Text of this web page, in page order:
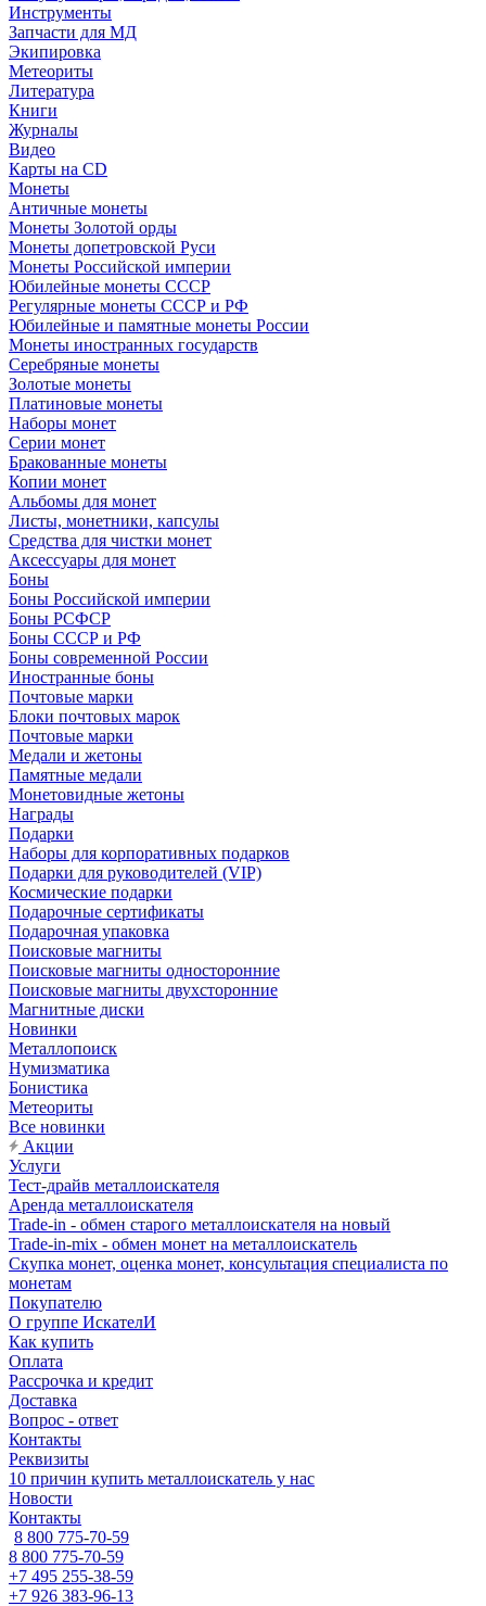
Инструменты
Запчасти для МД
Экипировка
Метеориты
Литература
Книги
Журналы
Видео
Карты на CD
Монеты
Античные монеты
Монеты Золотой орды
Монеты допетровской Руси
Монеты Российской империи
Юбилейные монеты СССР
Регулярные монеты СССР и РФ
Юбилейные и памятные монеты России
Монеты иностранных государств
Серебряные монеты
Золотые монеты
Платиновые монеты
Наборы монет
Серии монет
Бракованные монеты
Копии монет
Альбомы для монет
Листы, монетники, капсулы
Средства для чистки монет
Аксессуары для монет
Боны
Боны Российской империи
Боны РСФСР
Боны СССР и РФ
Боны современной России
Иностранные боны
Почтовые марки
Блоки почтовых марок
Почтовые марки
Медали и жетоны
Памятные медали
Монетовидные жетоны
Награды
Подарки
Наборы для корпоративных подарков
Подарки для руководителей (VIP)
Космические подарки
Подарочные сертификаты
Подарочная упаковка
Поисковые магниты
Поисковые магниты односторонние
Поисковые магниты двухсторонние
Магнитные диски
Новинки
Металлопоиск
Нумизматика
Бонистика
Метеориты
Все новинки
Акции
Услуги
Тест-драйв металлоискателя
Аренда металлоискателя
Trade-in - обмен старого металлоискателя на новый
Trade-in-mix - обмен монет на металлоискатель
Скупка монет, оценка монет, консультация специалиста по
монетам
Покупателю
О группе ИскателИ
Как купить
Оплата
Рассрочка и кредит
Доставка
Вопрос - ответ
Контакты
Реквизиты
10 причин купить металлоискатель у нас
Новости
Контакты
8 800 775-70-59
8 800 775-70-59
+7 495 255-38-59
+7 926 383-96-13